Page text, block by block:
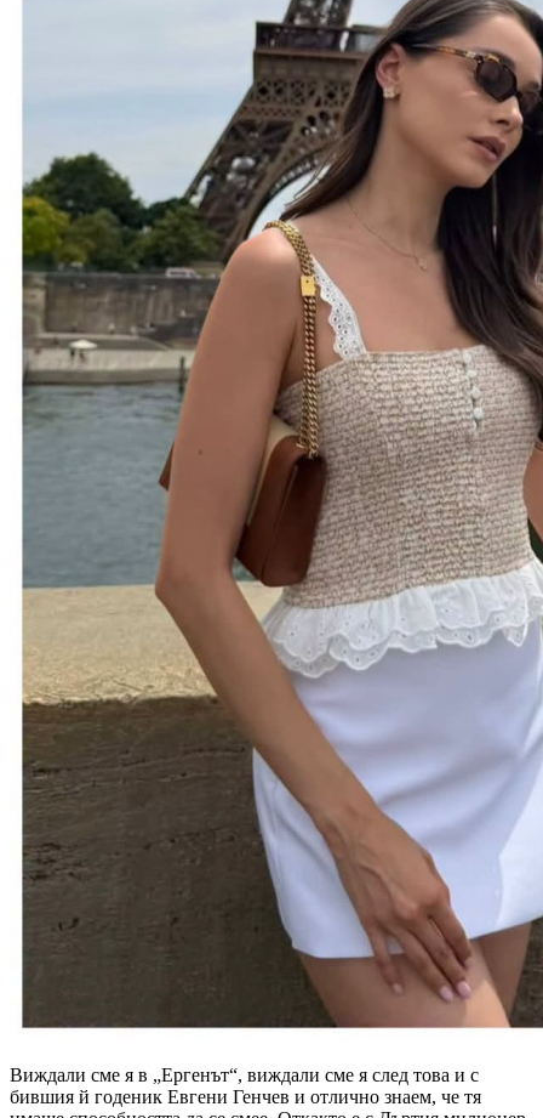
Виждали сме я в „Ергенът“, виждали сме я след това и с
бившия й годеник Евгени Генчев и отлично знаем, че тя